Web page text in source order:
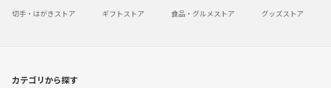
切手・はがきストア ギフトストア 食品・グルメストア グッズストア
カテゴリから探す